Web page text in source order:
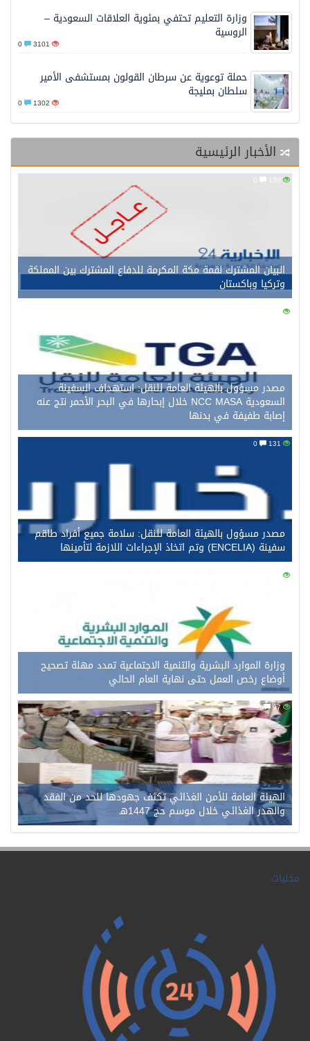
وزارة التعليم تحتفي بمئوية العلاقات السعودية –
الروسية
3101
حملة توعوية عن سرطان القولون بمستشفى الأمير
سلطان بمليجة
1302
الأخبار الرئيسية
البيان المشترك لقمة مكة المكرمة للدفاع المشترك بين المملكة
وتركيا وباكستان
141
مصدر مسؤول بالهيئة العامة للنقل: استهداف السفينة
السعودية NCC MASA خلال إبحارها في البحر الأحمر نتج عنه
إصابة طفيفة في بدنها
مصدر مسؤول بالهيئة العامة للنقل: سلامة جميع أفراد طاقم
سفينة (ENCELIA) وتم اتخاذ الإجراءات اللازمة لتأمينها
115
وزارة الموارد البشرية والتنمية الاجتماعية تمدد مهلة تصحيح
أوضاع رخص العمل حتى نهاية العام الحالي
97
0
الهيئة العامة للأمن الغذائي تكثف جهودها للحد من الفقد
والهدر الغذائي خلال موسم حج 1447هـ
محليات